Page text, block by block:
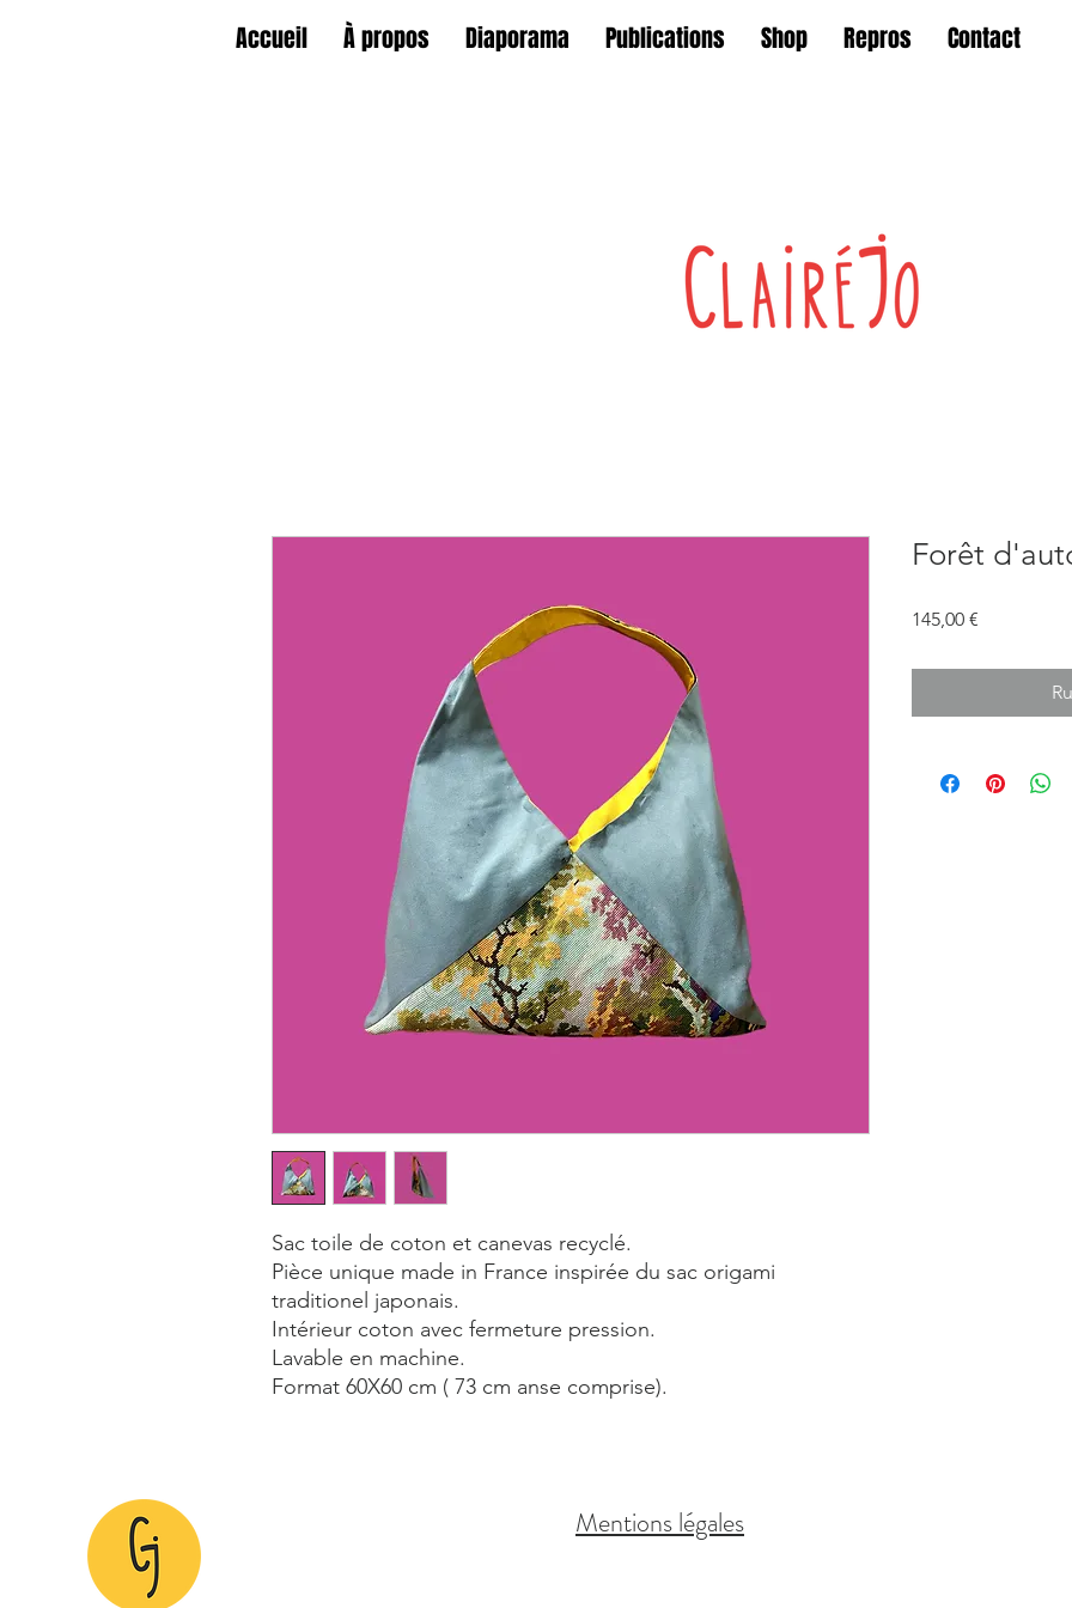
Accueil À propos Diaporama Publications Shop Repros Contact
Sac toile de coton et canevas recyclé.
Pièce unique made in France inspirée du sac origami
traditionel japonais.
Intérieur coton avec fermeture pression.
Lavable en machine.
Format 60X60 cm ( 73 cm anse comprise).
Forêt
145,00 €
Mentions légales